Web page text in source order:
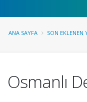
ANA SAYFA SON EKLENEN
Osmanlı